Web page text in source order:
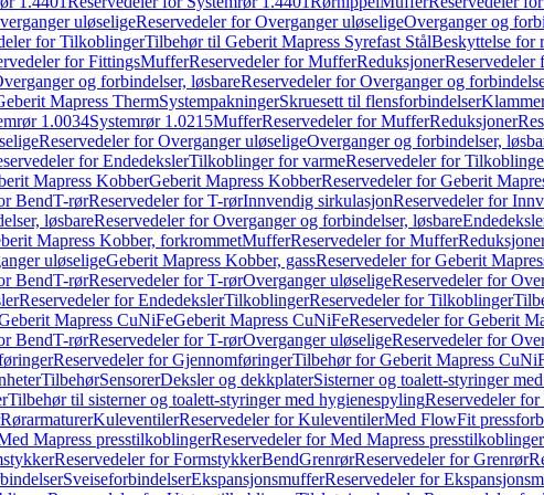
uløseligeReservedeler for Overganger uløseligeOverganger og
for TilkoblingerTilbehør til Geberit Mapress Syrefast StålBeskyttelse for
for FittingsMufferReservedeler for MufferReduksjonerReservedeler
og forbindelser, løsbareReservedeler for Overganger og
Mapress ThermSystempakningerSkruesett til flensforbindelser
1.0034Systemrør 1.0215MufferReservedeler for MufferReduksjoner
Reservedeler for Overganger uløseligeOverganger og forbindelser,
for EndedekslerTilkoblinger for varmeReservedeler for
Mapress KobberGeberit Mapress KobberReservedeler for Geberit
BendT-rørReservedeler for T-rørInnvendig sirkulasjonReservedeler for
løsbareReservedeler for Overganger og forbindelser, løsbare
Mapress Kobber, forkrommetMufferReservedeler for Muffer
uløseligeGeberit Mapress Kobber, gassReservedeler for Geberit
BendT-rørReservedeler for T-rørOverganger uløseligeReservedeler for
Reservedeler for EndedekslerTilkoblingerReservedeler for Tilkoblinger
Mapress CuNiFeGeberit Mapress CuNiFeReservedeler for Geberit
BendT-rørReservedeler for T-rørOverganger uløseligeReservedeler for
Reservedeler for GjennomføringerTilbehør for Geberit Mapress
TilbehørSensorerDeksler og dekkplaterSisterner og toalett-styringer
Tilbehør til sisterner og toalett-styringer med hygienespylingReservedeler
RørarmaturerKuleventilerReservedeler for KuleventilerMed FlowFit
Mapress presstilkoblingerReservedeler for Med Mapress presstilkoblinger
Reservedeler for FormstykkerBendGrenrørReservedeler for Grenrør
SveiseforbindelserEkspansjonsmufferReservedeler for